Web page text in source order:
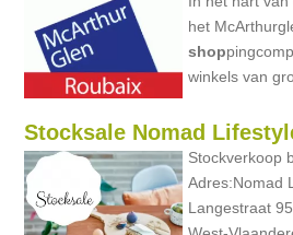
het
shop
winkels van
Stocksale Nomad
Stockverkoop
Adres:Nomad
Langestraat